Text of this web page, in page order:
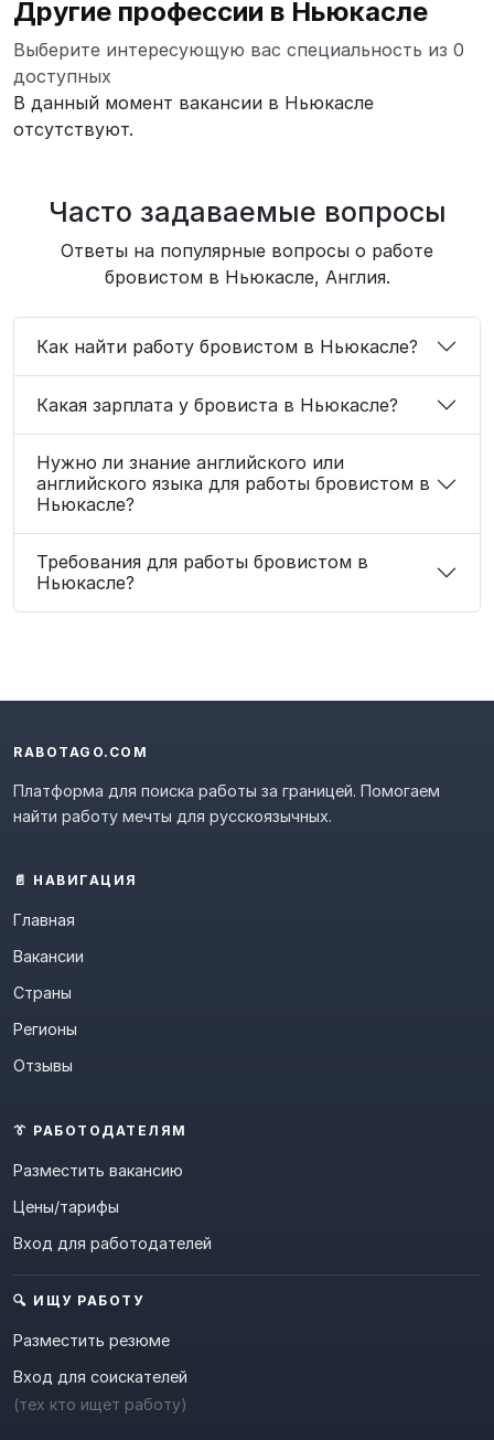
Другие профессии в Ньюкасле
Выберите интересующую вас специальность из 0
доступных
В данный момент вакансии в Ньюкасле
отсутствуют.
Часто задаваемые вопросы
Ответы на популярные вопросы о работе
бровистом в Ньюкасле, Англия.
Как найти работу бровистом в Ньюкасле?
Какая зарплата у бровиста в Ньюкасле?
Нужно ли знание английского или
английского языка для работы бровистом в
Ньюкасле?
Требования для работы бровистом в
Ньюкасле?
RABOTAGO.COM
Платформа для поиска работы за границей. Помогаем
найти работу мечты для русскоязычных.
📄 НАВИГАЦИЯ
Главная
Вакансии
Страны
Регионы
Отзывы
👔 РАБОТОДАТЕЛЯМ
Разместить вакансию
Цены/тарифы
Вход для работодателей
🔍 ИЩУ РАБОТУ
Разместить резюме
Вход для соискателей
(тех кто ищет работу)